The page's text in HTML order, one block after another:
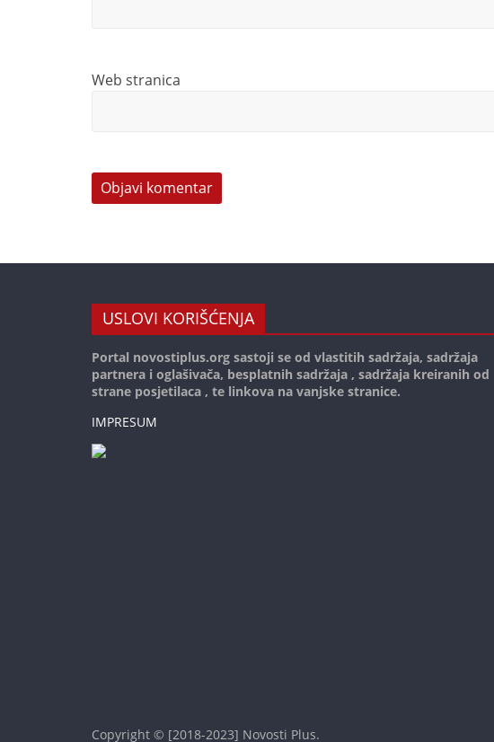
Web stranica
USLOVI KORIŠĆENJA
Portal novostiplus.org sastoji se od vlastitih sadržaja, sadržaja
partnera i oglašivača, besplatnih sadržaja , sadržaja kreiranih od
strane posjetilaca , te linkova na vanjske stranice.
IMPRESUM
Copyright © [2018-2023] Novosti Plus.